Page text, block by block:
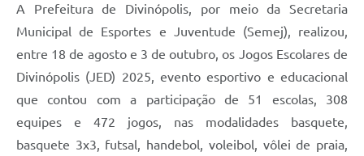
A Prefeitura de Divinópolis, por meio da Secretaria
Municipal de Esportes e Juventude (Semej), realizou,
entre 18 de agosto e 3 de outubro, os Jogos Escolares de
Divinópolis (JED) 2025, evento esportivo e educacional
que contou com a participação de 51 escolas, 308
equipes e 472 jogos, nas modalidades basquete,
basquete 3x3, futsal, handebol, voleibol, vôlei de praia,